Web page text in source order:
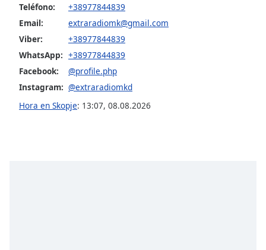
settings
dialog
subtitles
off
,
selected
Audio
Teléfono:
+38977844839
Email:
extraradiomk@gmail.com
Viber:
+38977844839
WhatsApp: +38977844839
Facebook:
@profile.php
Instagram: @extraradiomkd
Hora en Skopje: 13:07, 08.08.2026